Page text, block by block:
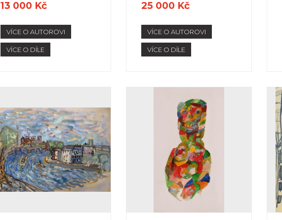
13 000 Kč
VÍCE O AUTOROVI
VÍCE O DÍLE
25 000 Kč
VÍCE O AUTOROVI
VÍCE O DÍLE